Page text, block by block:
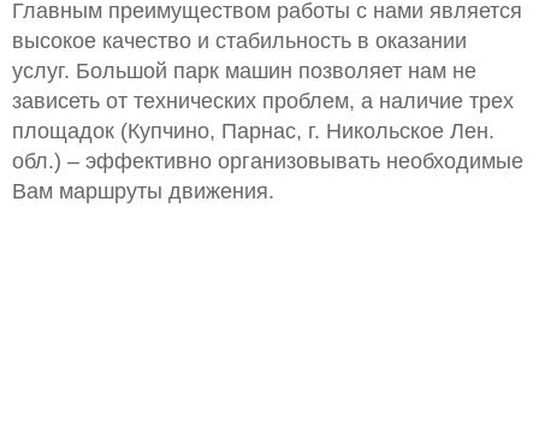
Главным преимуществом работы с нами является
высокое качество и стабильность в оказании
услуг. Большой парк машин позволяет нам не
зависеть от технических проблем, а наличие трех
площадок (Купчино, Парнас, г. Никольское Лен.
обл.) – эффективно организовывать необходимые
Вам маршруты движения.